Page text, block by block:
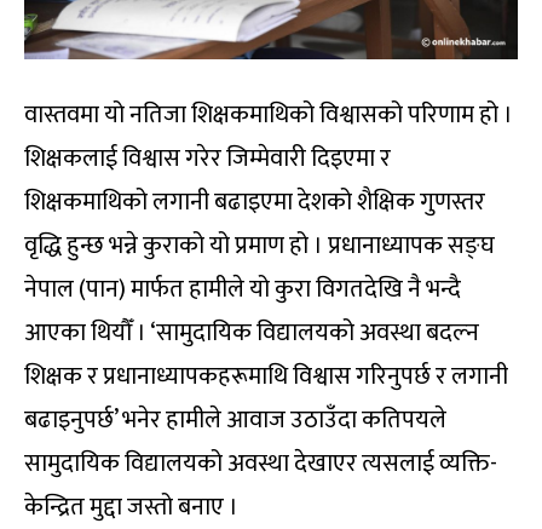
वास्तवमा यो नतिजा शिक्षकमाथिको विश्वासको परिणाम हो ।
शिक्षकलाई विश्वास गरेर जिम्मेवारी दिइएमा र
शिक्षकमाथिको लगानी बढाइएमा देशको शैक्षिक गुणस्तर
वृद्धि हुन्छ भन्ने कुराको यो प्रमाण हो । प्रधानाध्यापक सङ्घ
नेपाल (पान) मार्फत हामीले यो कुरा विगतदेखि नै भन्दै
आएका थियौँ । ‘सामुदायिक विद्यालयको अवस्था बदल्न
शिक्षक र प्रधानाध्यापकहरूमाथि विश्वास गरिनुपर्छ र लगानी
बढाइनुपर्छ’ भनेर हामीले आवाज उठाउँदा कतिपयले
सामुदायिक विद्यालयको अवस्था देखाएर त्यसलाई व्यक्ति-
केन्द्रित मुद्दा जस्तो बनाए ।